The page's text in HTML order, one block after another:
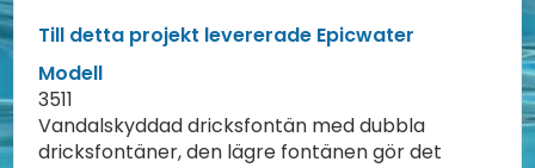
Till detta projekt levererade Epicwater
Modell
3511
Vandalskyddad dricksfontän med dubbla
dricksfontäner, den lägre fontänen gör det